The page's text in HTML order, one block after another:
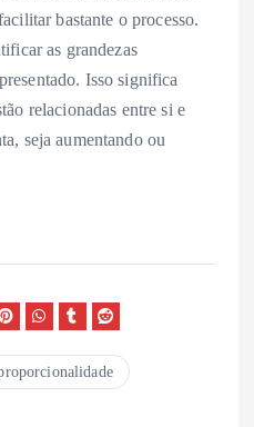
bastante o processo.
as grandezas
Isso significa
relacionadas entre si e
seja aumentando ou